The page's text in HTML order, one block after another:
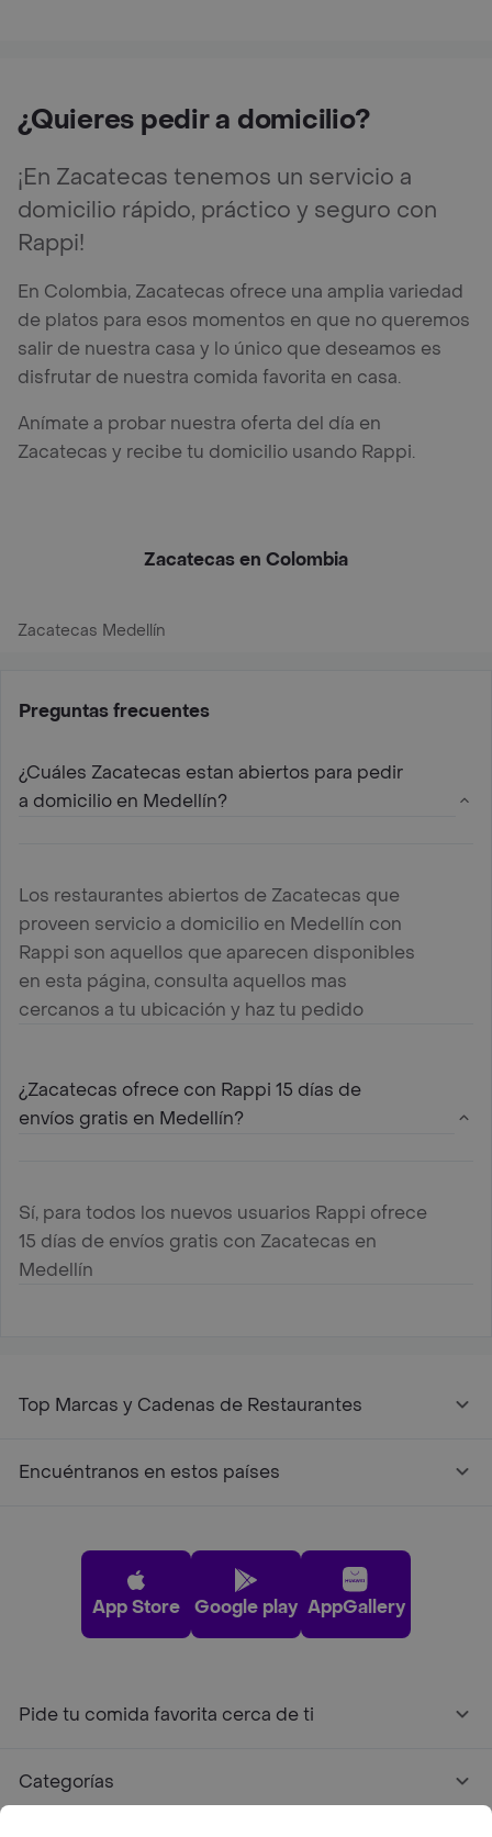
¿Quieres pedir a domicilio?
¡En Zacatecas tenemos un servicio a
domicilio rápido, práctico y seguro con
Rappi!
En Colombia, Zacatecas ofrece una amplia variedad
de platos para esos momentos en que no queremos
salir de nuestra casa y lo único que deseamos es
disfrutar de nuestra comida favorita en casa.
Anímate a probar nuestra oferta del día en
Zacatecas y recibe tu domicilio usando Rappi.
Zacatecas en Colombia
Zacatecas Medellín
Preguntas frecuentes
¿Cuáles Zacatecas estan abiertos para pedir
a domicilio en Medellín?
Los restaurantes abiertos de Zacatecas que
proveen servicio a domicilio en Medellín con
Rappi son aquellos que aparecen disponibles
en esta página, consulta aquellos mas
cercanos a tu ubicación y haz tu pedido
¿Zacatecas ofrece con Rappi 15 días de
envíos gratis en Medellín?
Sí, para todos los nuevos usuarios Rappi ofrece
15 días de envíos gratis con Zacatecas en
Medellín
Top Marcas y Cadenas de Restaurantes
Encuéntranos en estos países
App Store Google play AppGallery
Pide tu comida favorita cerca de ti
Categorías